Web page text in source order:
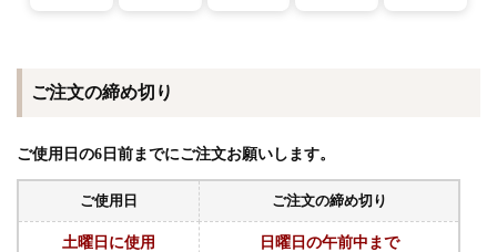
ご注文の締め切り
ご使用日の6日前までにご注文お願いします。
ご使用日 ご注文の締め切り
土曜日に使用 日曜日の午前中まで